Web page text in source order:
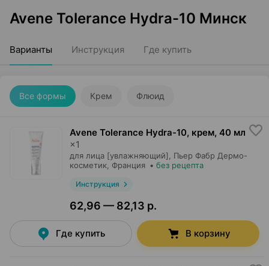
Avene Tolerance Hydra-10 Минск
Варианты Инструкция Где купить
Все формы Крем Флюид
Avene Tolerance Hydra-10, крем, 40 мл
×1
для лица [увлажняющий],
Пьер Фабр Дермо-
косметик , Франция • без рецепта
Инструкция
62,96 — 82,13 р.
Где купить В корзину